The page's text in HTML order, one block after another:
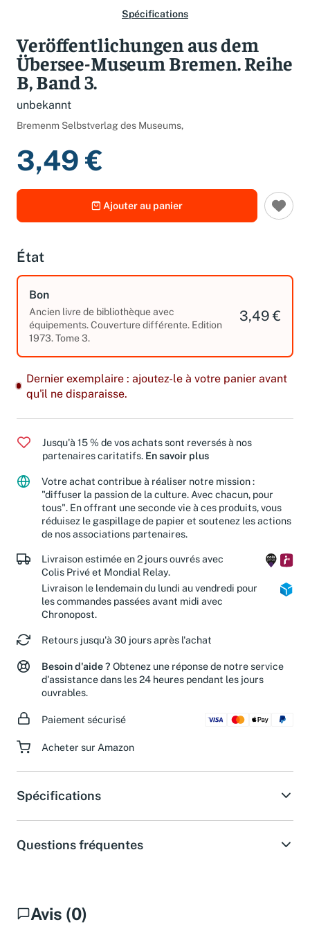
Spécifications
Veröffentlichungen aus dem
Übersee-Museum Bremen. Reihe
B, Band 3.
unbekannt
Bremenm Selbstverlag des Museums,
3,49 €
Ajouter au panier
État
Bon
Ancien livre de bibliothèque avec
équipements. Couverture différente. Edition
1973. Tome 3.
3,49 €
Dernier exemplaire : ajoutez-le à votre panier avant
qu'il ne disparaisse.
Jusqu'à 15 % de vos achats sont reversés à nos
partenaires caritatifs. En savoir plus
Votre achat contribue à réaliser notre mission :
"diffuser la passion de la culture. Avec chacun, pour
tous". En offrant une seconde vie à ces produits, vous
réduisez le gaspillage de papier et soutenez les actions
de nos associations partenaires.
Livraison estimée en 2 jours ouvrés avec
Colis Privé et Mondial Relay.
Livraison le lendemain du lundi au vendredi pour
les commandes passées avant midi avec
Chronopost.
Retours jusqu'à 30 jours après l'achat
Besoin d'aide ? Obtenez une réponse de notre service
d'assistance dans les 24 heures pendant les jours
ouvrables.
Paiement sécurisé
Acheter sur Amazon
Spécifications
Questions fréquentes
Avis (0)